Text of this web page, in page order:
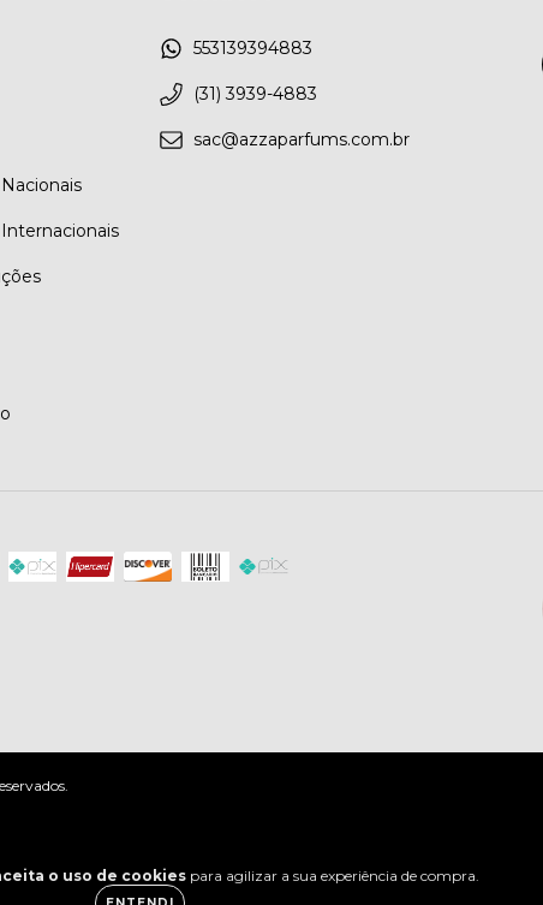
o uso de cookiespara agilizar a sua experiência de compra.
553139394883
(31) 3939-4883
sac@azzaparfums.com.br